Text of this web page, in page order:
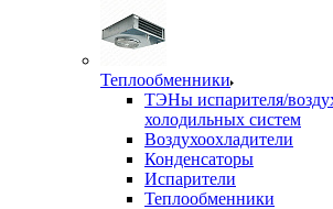
Теплообменники
ТЭНы испарителя/
холодильных систем
Воздухоохладители
Конденсаторы
Испарители
Теплообменники